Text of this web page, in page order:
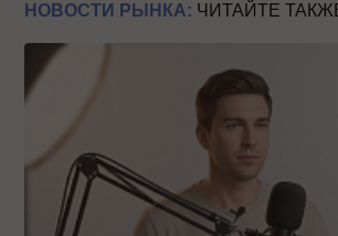
НОВОСТИ РЫНКА: ЧИТАЙТЕ